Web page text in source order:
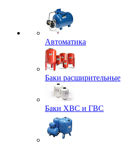
Автоматика
Баки расширительные
Баки ХВС и ГВС